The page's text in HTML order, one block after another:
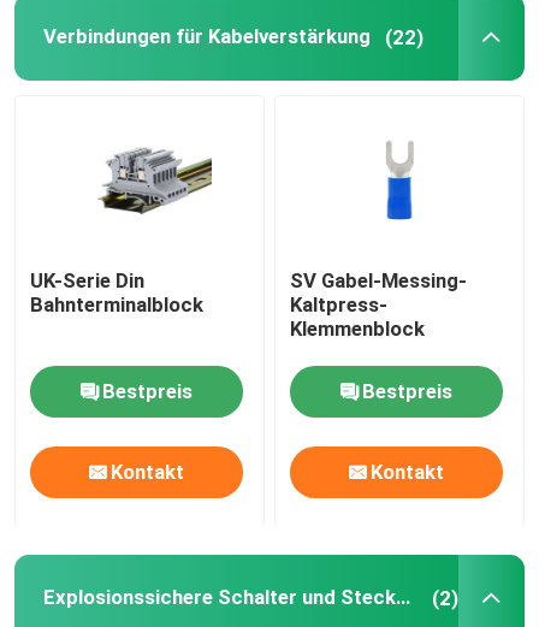
plc-Kabel und -verbindungsstücke
Verbindungen für Kabelverstärkung
Explosionssichere Schalter und Steckdosen
Elektrischer Schützschalter
Motor-Schaltkreislaufschalter
Annäherungssensorschalter
Druckknopf elektrischer Schalter
Verbindungen für Kabelverstärkung (22)
UK-Serie Din
Bahnterminalblock
Bestpreis
Kontakt
SV Gabel-Messing-
Kaltpress-
Klemmenblock
Bestpreis
Kontakt
Explosionssichere Schalter und Steckdosen (2)